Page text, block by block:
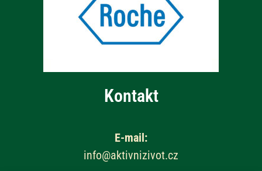
Kontakt
E-mail:
info@aktivnizivot.cz